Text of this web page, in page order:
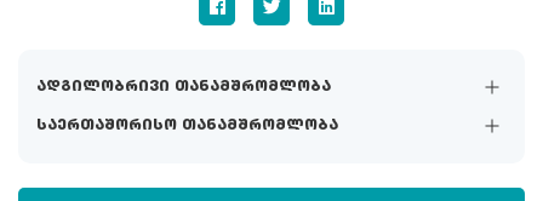
ადგილობრივი თანამშრომლობა
საერთაშორისო თანამშრომლობა